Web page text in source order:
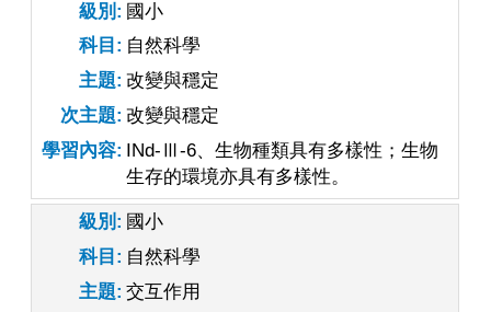
級別
國小
科目
自然科學
主題 改變與穩定
次主題 改變與穩定
學習內容 INd-Ⅲ-6、生物種類具有多樣性；生物
生存的環境亦具有多樣性。
級別
國小
科目
自然科學
主題 交互作用